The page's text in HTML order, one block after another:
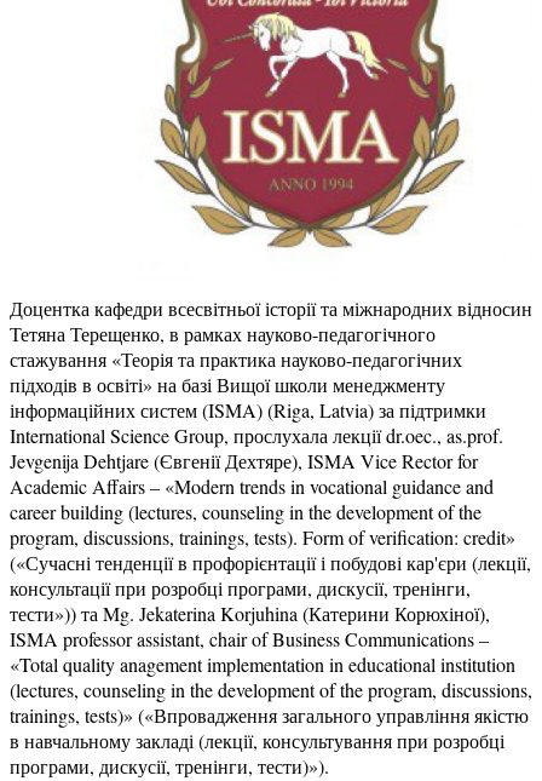
Доцентка кафедри всесвітньої історії та міжнародних відносин
Тетяна Терещенко, в рамках науково-педагогічного
стажування «Теорія та практика науково-педагогічних
підходів в освіті» на базі Вищої школи менеджменту
інформаційних систем (ISMA) (Riga, Latvia) за підтримки
International Science Group, прослухала лекції dr.oec., as.prof.
Jevgenija Dehtjare (Євгенії Дехтяре), ISMA Vice Rector for
Academic Affairs – «Modern trends in vocational guidance and
career building (lectures, counseling in the development of the
program, discussions, trainings, tests). Form of verification: credit»
(«Сучасні тенденції в профорієнтації і побудові кар'єри (лекції,
консультації при розробці програми, дискусії, тренінги,
тести»)) та Mg. Jekaterina Korjuhina (Катерини Корюхіної),
ISMA professor assistant, chair of Business Communications –
«Total quality anagement implementation in educational institution
(lectures, counseling in the development of the program, discussions,
trainings, tests)» («Впровадження загального управління якістю
в навчальному закладі (лекції, консультування при розробці
програми, дискусії, тренінги, тести)»).